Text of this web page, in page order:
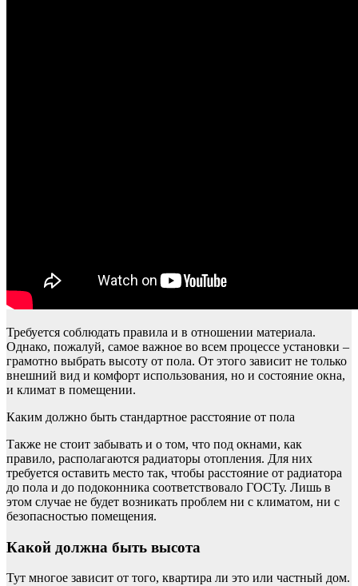
Требуется соблюдать правила и в отношении материала.
Однако, пожалуй, самое важное во всем процессе установки –
грамотно выбрать высоту от пола. От этого зависит не только
внешний вид и комфорт использования, но и состояние окна,
и климат в помещении.
Каким должно быть стандартное расстояние от пола
Также не стоит забывать и о том, что под окнами, как
правило, располагаются радиаторы отопления. Для них
требуется оставить место так, чтобы расстояние от радиатора
до пола и до подоконника соответствовало ГОСТу. Лишь в
этом случае не будет возникать проблем ни с климатом, ни с
безопасностью помещения.
Какой должна быть высота
Тут многое зависит от того, квартира ли это или частный дом.